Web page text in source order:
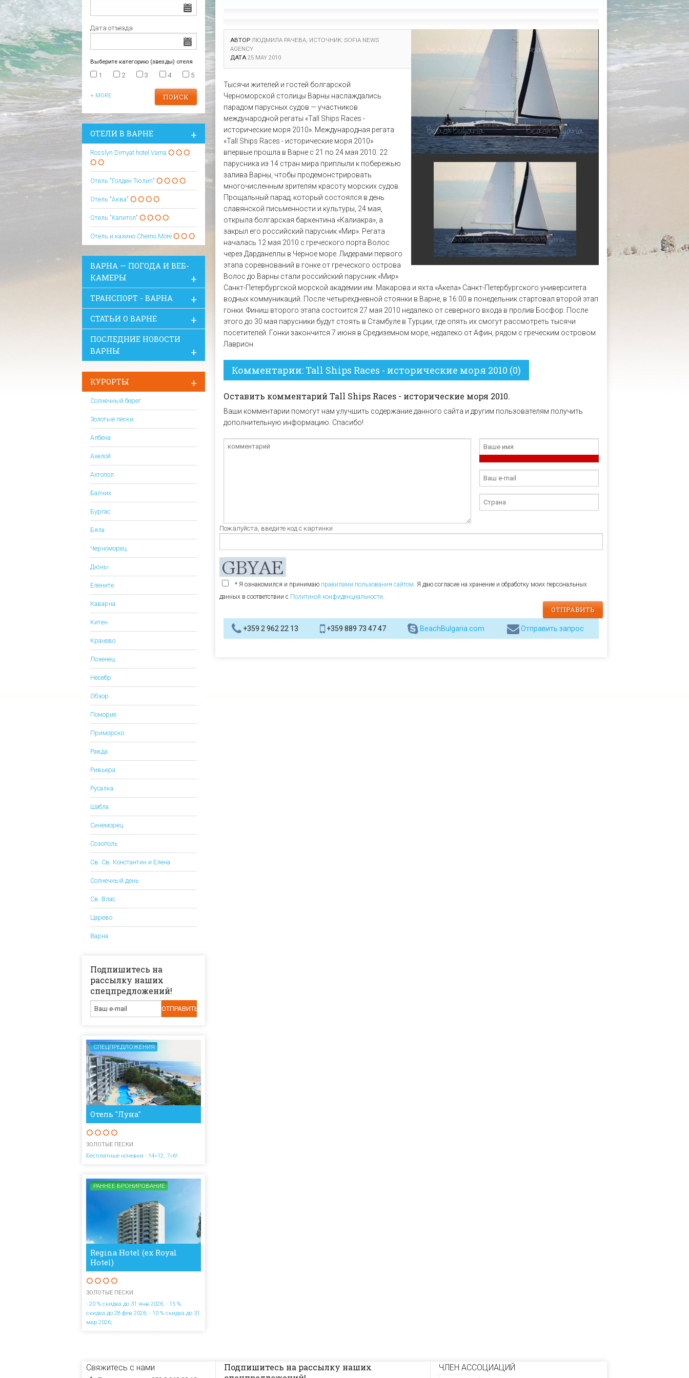
Варна
Отели в Царево
Отели в Варне
АВТОР ЛЮДМИЛА РАЧЕВА, ИСТОЧНИК: SOFIA NEWS
AGENCY
ДАТА25 MAY 2010
Тысячи жителей и гостей болгарской
Черноморской столицы Варны наслаждались
парадом парусных судов — участников
международной регаты «Tall Ships Races -
исторические моря 2010». Международная регата
«Tall Ships Races - исторические моря 2010»
впервые прошла в Варне с 21 по 24 мая 2010. 22
парусника из 14 стран мира приплыли к побережью
залива Варны, чтобы продемонстрировать
многочисленным зрителям красоту морских судов.
Прощальный парад, который состоялся в день
славянской письменности и культуры, 24 мая,
открыла болгарская баркентина «Калиакра», а
закрыл его российский парусник «Мир». Регата
началась 12 мая 2010 с греческого порта Волос
через Дарданеллы в Черное море. Лидерами первого
этапа соревнований в гонке от греческого острова
Волос до Варны стали российский парусник «Мир»
Санкт-Петербургской морской академии им. Макарова и яхта «Акела» Санкт-Петербургского университета
водных коммуникаций. После четырехдневной стоянки в Варне, в 16:00 в понедельник стартовал второй этап
гонки. Финиш второго этапа состоится 27 мая 2010 недалеко от северного входа в пролив Босфор. После
этого до 30 мая парусники будут стоять в Стамбуле в Турции, где опять их смогут рассмотреть тысячи
посетителей. Гонки закончится 7 июня в Средиземном море, недалеко от Афин, рядом с греческим островом
Лаврион.
Комментарии: Tall Ships Races - исторические моря 2010 (0)
Оставить комментарий Tall Ships Races - исторические моря 2010.
Ваши комментарии помогут нам улучшить содержание данного сайта и другим пользователям получить
дополнительную информацию. Спасибо!
Пожалуйста, введите код с картинки
* Я ознакомился и принимаю правилами пользования сайтом. Я даю согласие на хранение и обработку моих персональных
данных в соответствии с Политикой конфиденциальности.
+359 2 962 22 13 +359 889 73 47 47 BeachBulgaria.com Отправить запрос
Дата отъезда
Выберите категорию (звезды) отеля
1 2 3 4 5
+ MORE
ОТЕЛИ В ВАРНЕ
Rosslyn Dimyat hotel Varna
Отель "Голден Тюлип"
Отель "Аква"
Отель "Капитол"
Отель и казино Cherno More
ВАРНА — ПОГОДА И ВЕБ-
КАМЕРЫ
ТРАНСПОРТ - ВАРНА
СТАТЬИ О ВАРНЕ
ПОСЛЕДНИЕ НОВОСТИ
ВАРНЫ
КУРОРТЫ
Солнечный берег
Золотые пески
Албена
Ахелой
Ахтопол
Балчик
Бургас
Бяла
Черноморец
Дюны
Елените
Каварна
Китен
Кранево
Лозенец
Несебр
Обзор
Поморие
Приморско
Равда
Ривьера
Русалка
Шабла
Синеморец
Созополь
Св. Св. Константин и Елена
Солнечный день
Св. Влас
Царево
Варна
Подпишитесь на
рассылку наших
спецпредложений!
СПЕЦПРЕДЛОЖЕНИЯ
Отель "Луна"
ЗОЛОТЫЕ ПЕСКИ
Бесплатные ночевки - 14=12, 7=6!
РАННЕЕ БРОНИРОВАНИЕ
Regina Hotel (ex Royal
Hotel)
ЗОЛОТЫЕ ПЕСКИ
- 20 % скидка до 31 янв 2026; - 15 %
скидка до 28 фев 2026; - 10 % скидка до 31
мар 2026;
Свяжитесь с нами
Подпишитесь на рассылку наших
ЧЛЕН АССОЦИАЦИЙ